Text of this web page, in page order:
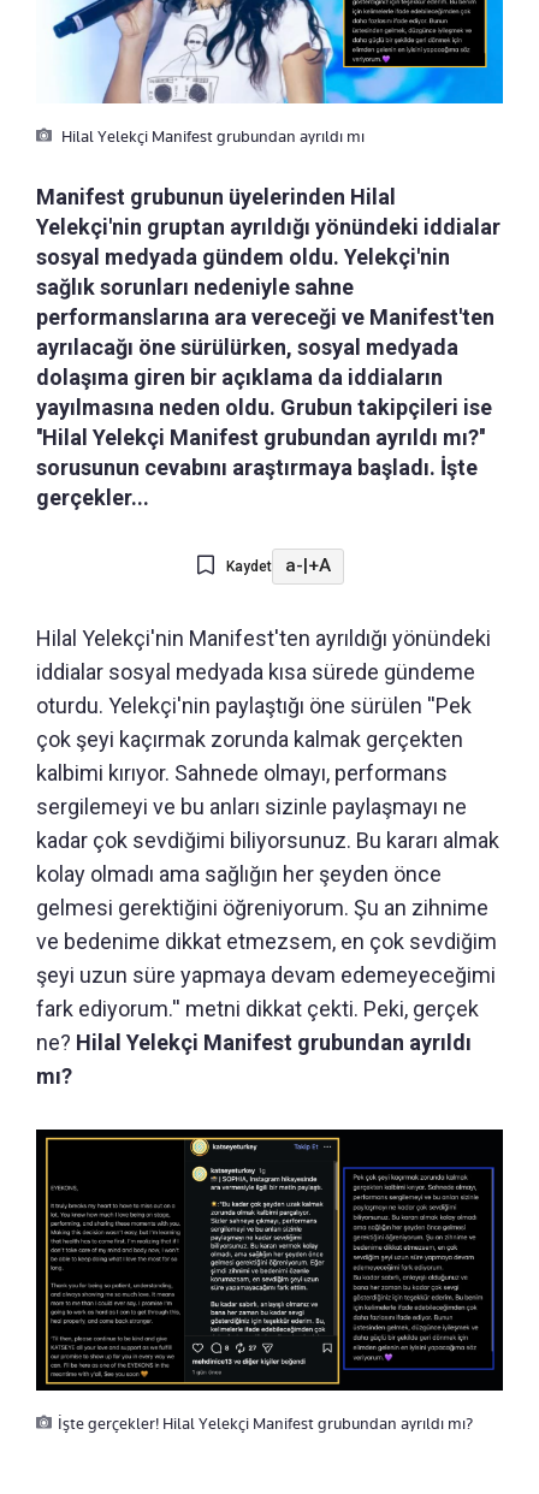
Hilal Yelekçi Manifest grubundan ayrıldı mı
Manifest grubunun üyelerinden Hilal
Yelekçi'nin gruptan ayrıldığı yönündeki iddialar
sosyal medyada gündem oldu. Yelekçi'nin
sağlık sorunları nedeniyle sahne
performanslarına ara vereceği ve Manifest'ten
ayrılacağı öne sürülürken, sosyal medyada
dolaşıma giren bir açıklama da iddiaların
yayılmasına neden oldu. Grubun takipçileri ise
''Hilal Yelekçi Manifest grubundan ayrıldı mı?''
sorusunun cevabını araştırmaya başladı. İşte
gerçekler...
Kaydet a-|+A
Hilal Yelekçi'nin Manifest'ten ayrıldığı yönündeki
iddialar sosyal medyada kısa sürede gündeme
oturdu. Yelekçi'nin paylaştığı öne sürülen ''Pek
çok şeyi kaçırmak zorunda kalmak gerçekten
kalbimi kırıyor. Sahnede olmayı, performans
sergilemeyi ve bu anları sizinle paylaşmayı ne
kadar çok sevdiğimi biliyorsunuz. Bu kararı almak
kolay olmadı ama sağlığın her şeyden önce
gelmesi gerektiğini öğreniyorum. Şu an zihnime
ve bedenime dikkat etmezsem, en çok sevdiğim
şeyi uzun süre yapmaya devam edemeyeceğimi
fark ediyorum.'' metni dikkat çekti. Peki, gerçek
ne? Hilal Yelekçi Manifest grubundan ayrıldı
mı?
İşte gerçekler! Hilal Yelekçi Manifest grubundan ayrıldı mı?